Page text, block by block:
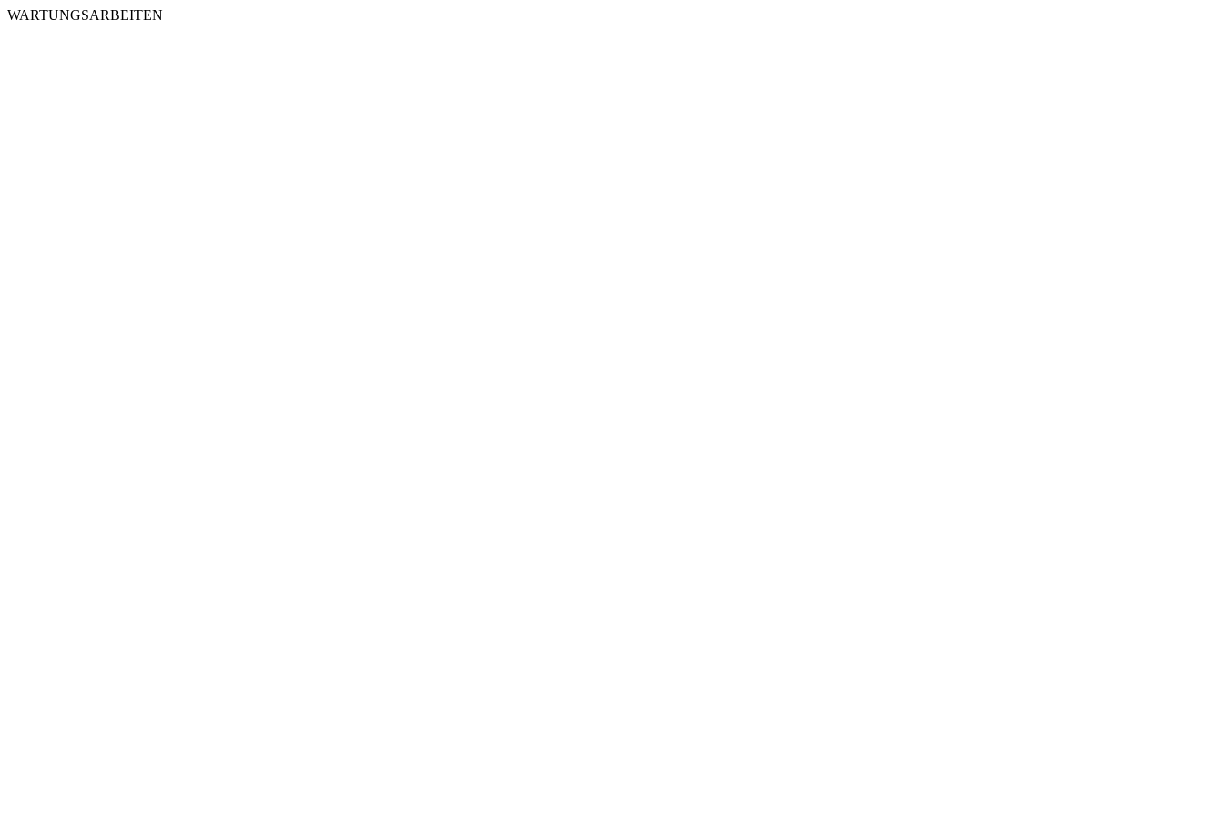
WARTUNGSARBEITEN